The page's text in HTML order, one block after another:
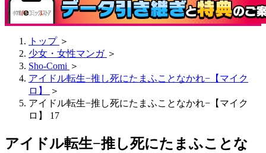
トップ ＞
少女・女性マンガ ＞
Sho-Comi ＞
アイドル転生−推し死にたまふことなかれ−【マイク
ロ】
＞
アイドル転生−推し死にたまふことなかれ−【マイク
ロ】 17
アイドル転生−推し死にたまふことな